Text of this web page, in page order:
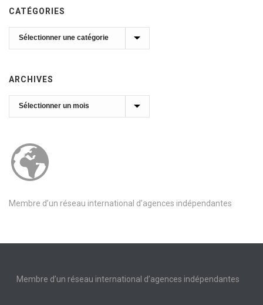
CATÉGORIES
Catégories
ARCHIVES
Archives
Membre d’un réseau international d’agences indépendantes
Membre d’un réseau international d’agences indépendantes